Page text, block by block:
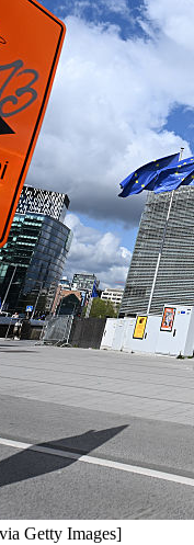
Getty Images]